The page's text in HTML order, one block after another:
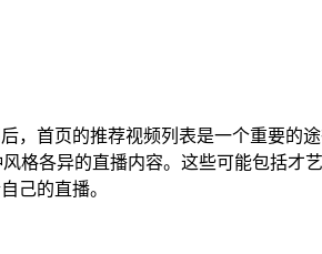
，首页的推荐视频列表是一个重要的
各异的直播内容。这些可能包括才
己的直播。